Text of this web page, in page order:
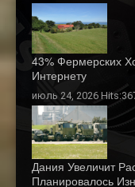
43% Фермерских
Интернету
июль 24, 2026
Дания Увеличит
Планировалось